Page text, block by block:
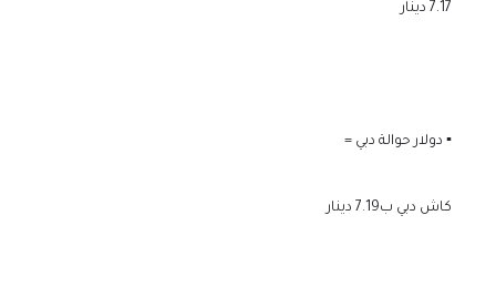
7.17 دينار
▪️ دولار حوالة دبي =
كاش دبي ب7.19 دينار